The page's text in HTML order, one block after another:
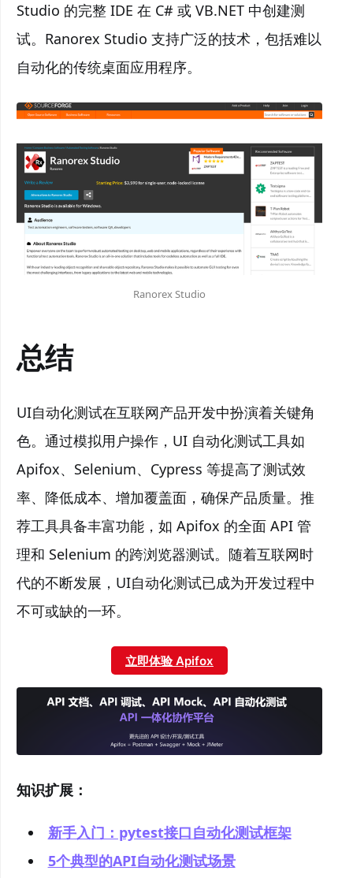
Studio 的完整 IDE 在 C# 或 VB.NET 中创建测
试。Ranorex Studio 支持广泛的技术，包括难以
自动化的传统桌面应用程序。
Ranorex Studio
总结
UI自动化测试在互联网产品开发中扮演着关键角
色。通过模拟用户操作，UI 自动化测试工具如
Apifox、Selenium、Cypress 等提高了测试效
率、降低成本、增加覆盖面，确保产品质量。推
荐工具具备丰富功能，如 Apifox 的全面 API 管
理和 Selenium 的跨浏览器测试。随着互联网时
代的不断发展，UI自动化测试已成为开发过程中
不可或缺的一环。
立即体验 Apifox
知识扩展：
新手入门：pytest接口自动化测试框架
5个典型的API自动化测试场景